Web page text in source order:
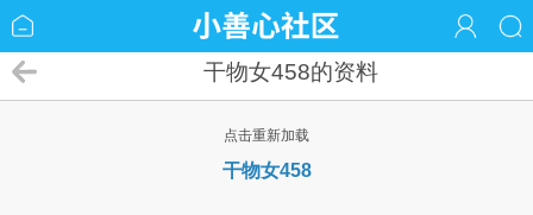
干物女458的资料
点击重新加载
干物女458